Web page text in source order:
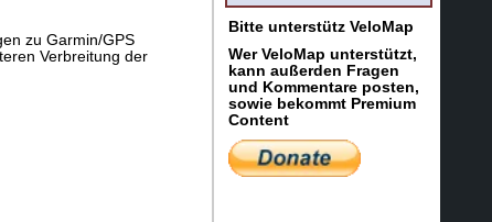
zu Garmin/GPS
Verbreitung der
Bitte unterstütz VeloMap
Wer VeloMap unterstützt,
kann außerden Fragen
und Kommentare posten,
sowie bekommt Premium
Content